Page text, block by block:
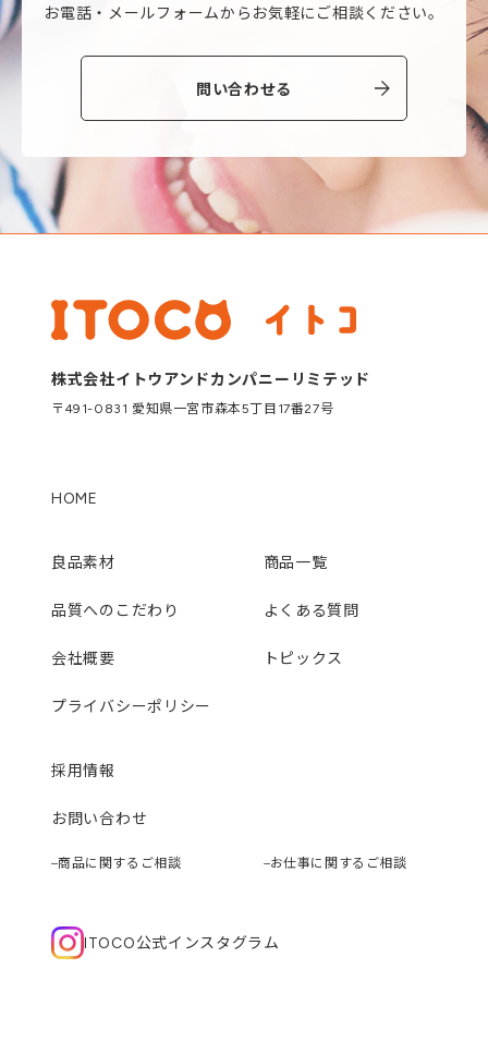
お電話・メールフォームから お気軽にご相談ください。
問い合わせる
株式会社イトウアンドカンパニーリミテッド
〒491-0831 愛知県一宮市森本5丁目17番27号
HOME
良品素材 商品一覧
品質へのこだわり よくある質問
会社概要 トピックス
プライバシーポリシー
採用情報
お問い合わせ
商品に関するご相談 お仕事に関するご相談
ITOCO公式インスタグラム